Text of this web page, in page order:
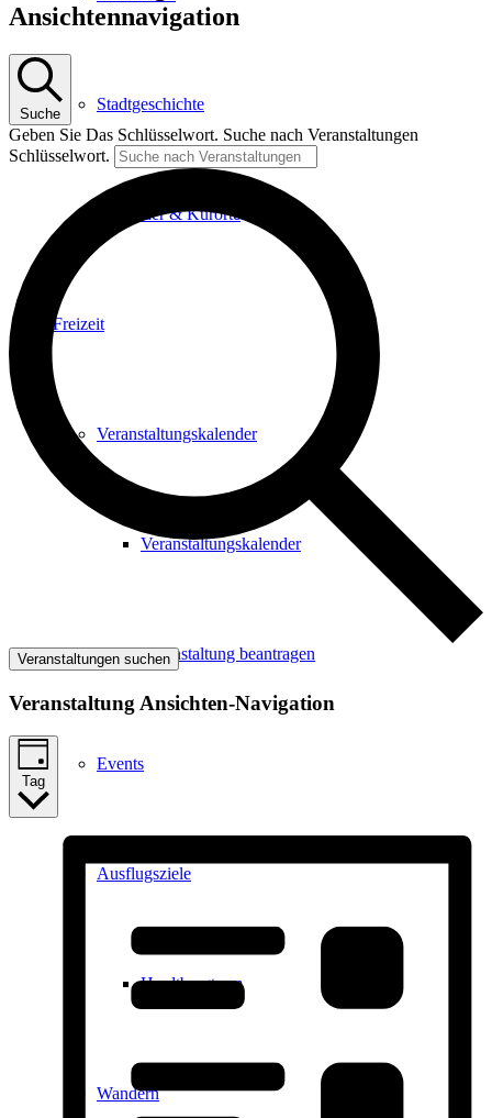
Stadtgeschichte
Heilbäder & Kurorte
Freizeit
Veranstaltungskalender
Veranstaltungskalender
Veranstaltung beantragen
Events
Ausflugsziele
Hardtbergturm
Wandern
für
Juni
2025
Ansichtennavigation
Suche
Geben Sie Das Schlüsselwort. Suche nach Veranstaltungen
Schlüsselwort.
Veranstaltungen suchen
Veranstaltung Ansichten-Navigation
Tag